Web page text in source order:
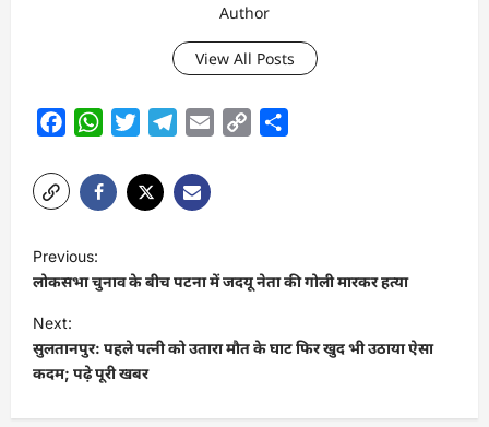
Author
View All Posts
FacebookWhatsAppTwitterTelegram
Email
Copy
o
s
t
n
a
Previous:
लोकसभा चुनाव के बीच पटना में जदयू नेता की गोली मारकर हत्या
Next:
सुलतानपुर: पहले पत्नी को उतारा मौत के घाट फिर खुद भी उठाया ऐसा
कदम; पढ़े पूरी खबर